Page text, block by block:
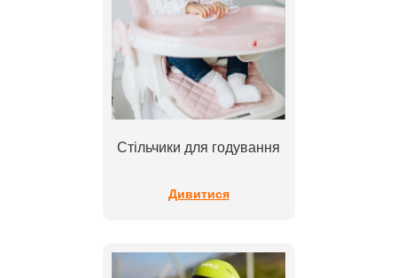
Стільчики для годування
Дивитися